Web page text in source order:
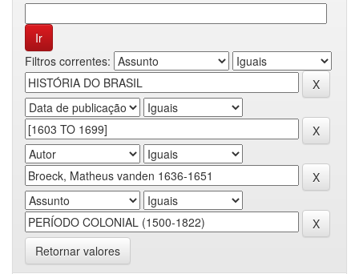
Filtros correntes:
Retornar valores